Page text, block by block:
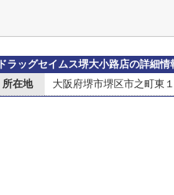
ドラッグセイムス堺大小路店の詳細情
所在地
大阪府堺市堺区市之町東